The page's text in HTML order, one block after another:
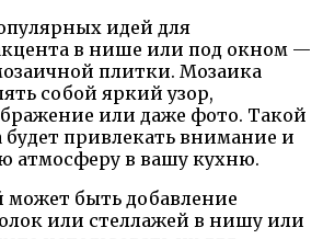
идей для
в нише или под окном —
плитки. Мозаика
собой яркий узор,
или даже фото. Такой
будет привлекать внимание и
атмосферу в вашу кухню.
быть добавление
или стеллажей в нишу или